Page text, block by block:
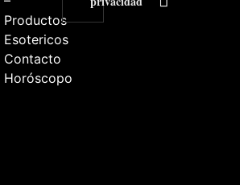
Productos
Esotericos
Contacto
Horóscopo